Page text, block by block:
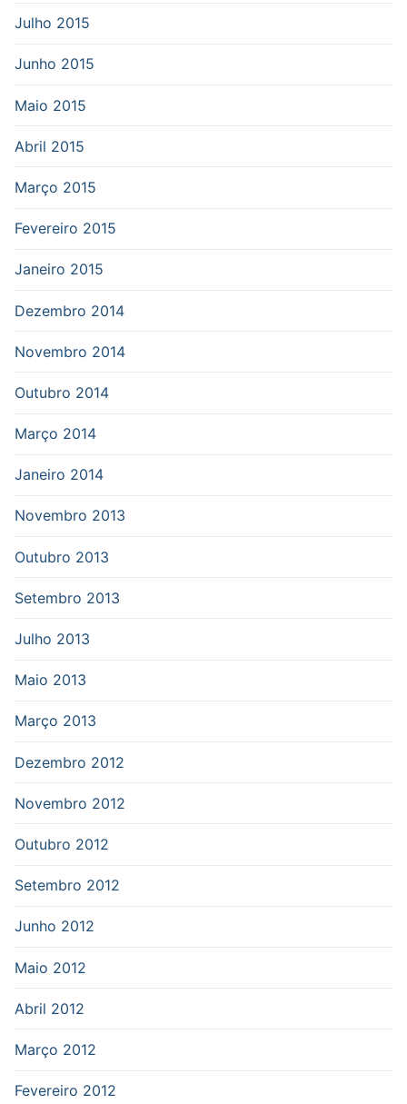
Julho 2015
Junho 2015
Maio 2015
Abril 2015
Março 2015
Fevereiro 2015
Janeiro 2015
Dezembro 2014
Novembro 2014
Outubro 2014
Março 2014
Janeiro 2014
Novembro 2013
Outubro 2013
Setembro 2013
Julho 2013
Maio 2013
Março 2013
Dezembro 2012
Novembro 2012
Outubro 2012
Setembro 2012
Junho 2012
Maio 2012
Abril 2012
Março 2012
Fevereiro 2012